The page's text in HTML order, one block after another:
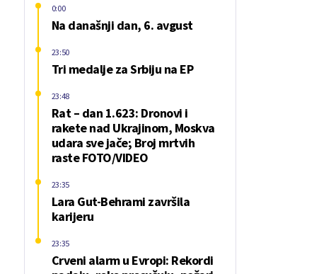
Na današnji dan, 6. avgust
0:00
Tri medalje za Srbiju na EP
23:50
Rat – dan 1.623: Dronovi i
rakete nad Ukrajinom, Moskva
udara sve jače; Broj mrtvih
raste FOTO/VIDEO
23:48
Lara Gut-Behrami završila
karijeru
23:35
Crveni alarm u Evropi: Rekordi
23:35